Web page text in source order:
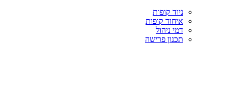
ניוד קופות
איחוד קופות
דמי ניהול
תכנון פרישה